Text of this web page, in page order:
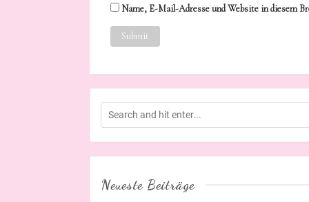
Name, E-Mail-Adresse und Website in diesem
Neueste Beiträge